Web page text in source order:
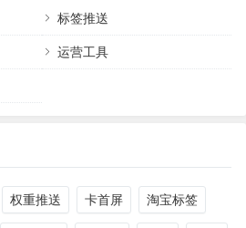
标签推送
运营工具
权重推送 卡首屏 淘宝标签